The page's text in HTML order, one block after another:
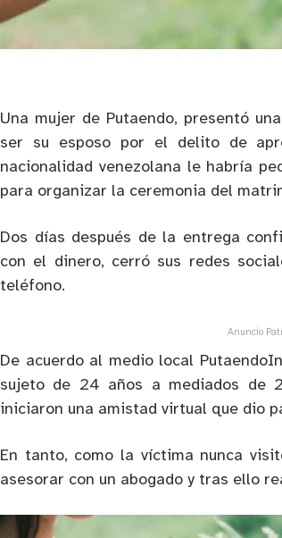
Una mujer de Putaendo, presentó
ser su esposo por el delito de
nacionalidad venezolana le habría
para organizar la ceremonia del
Dos días después de la entrega
con el dinero, cerró sus redes
teléfono.
Anuncio
De acuerdo al medio local
sujeto de 24 años a mediados de
iniciaron una amistad virtual que dio
En tanto, como la víctima nunca
asesorar con un abogado y tras ello